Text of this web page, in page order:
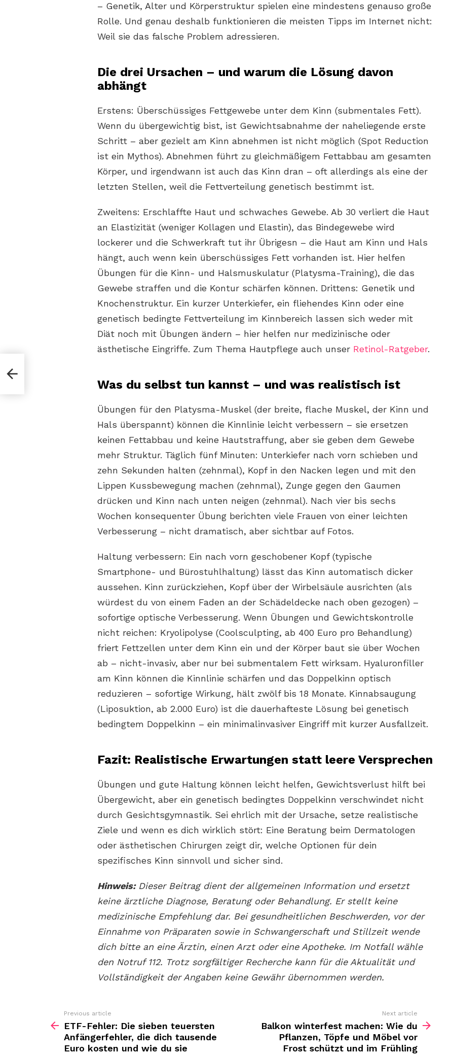
– Genetik, Alter und Körperstruktur spielen eine mindestens genauso große
Rolle. Und genau deshalb funktionieren die meisten Tipps im Internet nicht:
Weil sie das falsche Problem adressieren.
Die drei Ursachen – und warum die Lösung davon
abhängt
Erstens: Überschüssiges Fettgewebe unter dem Kinn (submentales Fett).
Wenn du übergewichtig bist, ist Gewichtsabnahme der naheliegende erste
Schritt – aber gezielt am Kinn abnehmen ist nicht möglich (Spot Reduction
ist ein Mythos). Abnehmen führt zu gleichmäßigem Fettabbau am gesamten
Körper, und irgendwann ist auch das Kinn dran – oft allerdings als eine der
letzten Stellen, weil die Fettverteilung genetisch bestimmt ist.
Zweitens: Erschlaffte Haut und schwaches Gewebe. Ab 30 verliert die Haut
an Elastizität (weniger Kollagen und Elastin), das Bindegewebe wird
lockerer und die Schwerkraft tut ihr Übrigesn – die Haut am Kinn und Hals
hängt, auch wenn kein überschüssiges Fett vorhanden ist. Hier helfen
Übungen für die Kinn- und Halsmuskulatur (Platysma-Training), die das
Gewebe straffen und die Kontur schärfen können. Drittens: Genetik und
Knochenstruktur. Ein kurzer Unterkiefer, ein fliehendes Kinn oder eine
genetisch bedingte Fettverteilung im Kinnbereich lassen sich weder mit
Diät noch mit Übungen ändern – hier helfen nur medizinische oder
ästhetische Eingriffe. Zum Thema Hautpflege auch unser Retinol-Ratgeber.
Was du selbst tun kannst – und was realistisch ist
Übungen für den Platysma-Muskel (der breite, flache Muskel, der Kinn und
Hals überspannt) können die Kinnlinie leicht verbessern – sie ersetzen
keinen Fettabbau und keine Hautstraffung, aber sie geben dem Gewebe
mehr Struktur. Täglich fünf Minuten: Unterkiefer nach vorn schieben und
zehn Sekunden halten (zehnmal), Kopf in den Nacken legen und mit den
Lippen Kussbewegung machen (zehnmal), Zunge gegen den Gaumen
drücken und Kinn nach unten neigen (zehnmal). Nach vier bis sechs
Wochen konsequenter Übung berichten viele Frauen von einer leichten
Verbesserung – nicht dramatisch, aber sichtbar auf Fotos.
Haltung verbessern: Ein nach vorn geschobener Kopf (typische
Smartphone- und Bürostuhlhaltung) lässt das Kinn automatisch dicker
aussehen. Kinn zurückziehen, Kopf über der Wirbelsäule ausrichten (als
würdest du von einem Faden an der Schädeldecke nach oben gezogen) –
sofortige optische Verbesserung. Wenn Übungen und Gewichtskontrolle
nicht reichen: Kryolipolyse (Coolsculpting, ab 400 Euro pro Behandlung)
friert Fettzellen unter dem Kinn ein und der Körper baut sie über Wochen
ab – nicht-invasiv, aber nur bei submentalem Fett wirksam. Hyaluronfiller
am Kinn können die Kinnlinie schärfen und das Doppelkinn optisch
reduzieren – sofortige Wirkung, hält zwölf bis 18 Monate. Kinnabsaugung
(Liposuktion, ab 2.000 Euro) ist die dauerhafteste Lösung bei genetisch
bedingtem Doppelkinn – ein minimalinvasiver Eingriff mit kurzer Ausfallzeit.
Fazit: Realistische Erwartungen statt leere Versprechen
Übungen und gute Haltung können leicht helfen, Gewichtsverlust hilft bei
Übergewicht, aber ein genetisch bedingtes Doppelkinn verschwindet nicht
durch Gesichtsgymnastik. Sei ehrlich mit der Ursache, setze realistische
Ziele und wenn es dich wirklich stört: Eine Beratung beim Dermatologen
oder ästhetischen Chirurgen zeigt dir, welche Optionen für dein
spezifisches Kinn sinnvoll und sicher sind.
Hinweis:Dieser Beitrag dient der allgemeinen Information und ersetzt
keine ärztliche Diagnose, Beratung oder Behandlung. Er stellt keine
medizinische Empfehlung dar. Bei gesundheitlichen Beschwerden, vor der
Einnahme von Präparaten sowie in Schwangerschaft und Stillzeit wende
dich bitte an eine Ärztin, einen Arzt oder eine Apotheke. Im Notfall wähle
den Notruf 112. Trotz sorgfältiger Recherche kann für die Aktualität und
Vollständigkeit der Angaben keine Gewähr übernommen werden.
more
Previous article
ETF-Fehler: Die sieben teuersten
Anfängerfehler, die dich tausende
Euro kosten und wie du sie
Next article
Balkon winterfest machen: Wie du
Pflanzen, Töpfe und Möbel vor
Frost schützt und im Frühling